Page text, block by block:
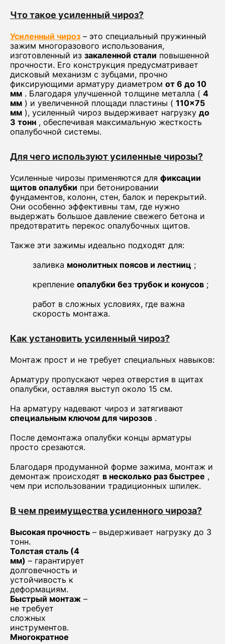
Что такое усиленный чироз?
Усиленный чироз – это специальный пружинный
зажим многоразового использования,
изготовленный из закаленной стали повышенной
прочности. Его конструкция предусматривает
дисковый механизм с зубцами, прочно
фиксирующими арматуру диаметром от 6 до 10
мм . Благодаря улучшенной толщине металла ( 4
мм ) и увеличенной площади пластины ( 110×75
мм ), усиленный чироз выдерживает нагрузку до
3 тонн , обеспечивая максимальную жесткость
опалубочной системы.
Для чего используют усиленные чирозы?
Усиленные чирозы применяются для фиксации
щитов опалубки при бетонировании
фундаментов, колонн, стен, балок и перекрытий.
Они особенно эффективны там, где нужно
выдержать большое давление свежего бетона и
предотвратить перекос опалубочных щитов.
Также эти зажимы идеально подходят для:
заливка монолитных поясов и лестниц ;
крепление опалубки без трубок и конусов ;
работ в сложных условиях, где важна
скорость монтажа.
Как установить усиленный чироз?
Монтаж прост и не требует специальных навыков:
Арматуру пропускают через отверстия в щитах
опалубки, оставляя выступ около 15 см.
На арматуру надевают чироз и затягивают
специальным ключом для чирозов .
После демонтажа опалубки концы арматуры
просто срезаются.
Благодаря продуманной форме зажима, монтаж и
демонтаж происходят в несколько раз быстрее ,
чем при использовании традиционных шпилек.
В чем преимущества усиленного чироза?
Высокая прочность – выдерживает нагрузку до 3
тонн.
Толстая сталь (4
мм) – гарантирует
долговечность и
устойчивость к
деформациям.
Быстрый монтаж –
не требует
сложных
инструментов.
Многократное